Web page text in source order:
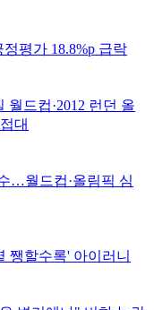
평가 18.8%p 급락
월드컵·2012 런던 올
대
…월드컵·올림픽 심
쨍할수록' 아이러니